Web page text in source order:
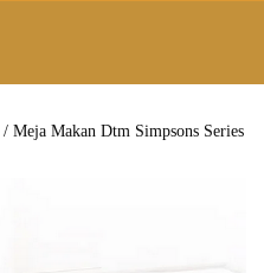
/ Meja Makan Dtm Simpsons Series